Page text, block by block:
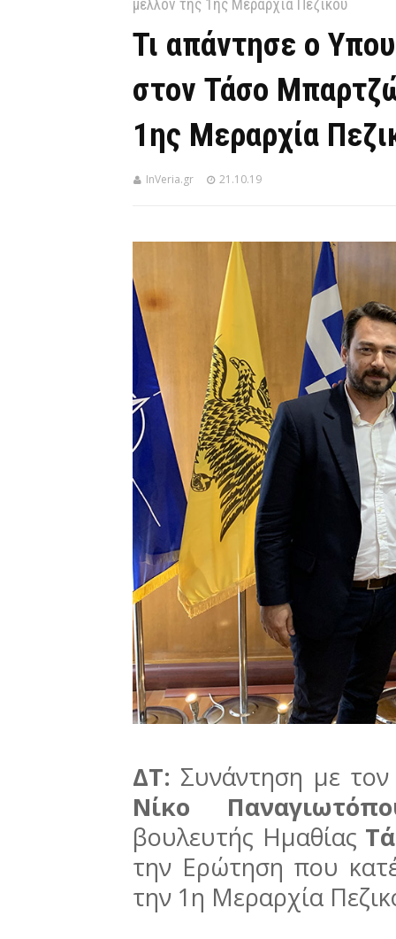
μέλλον της 1ης Μεραρχία Πεζικού
Τι απάντησε ο
στον Τάσο
1ης Μεραρχία
InVeria.gr 21.10.19
ΔΤ: Συνάντηση με
Νίκο
βουλευτής Ημαθίας
την Ερώτηση που
την 1η Μεραρχία